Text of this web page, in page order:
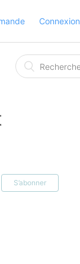
Connexion
S’abonner